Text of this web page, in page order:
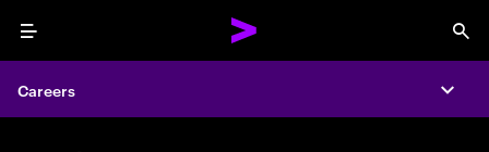
Menu
Careers